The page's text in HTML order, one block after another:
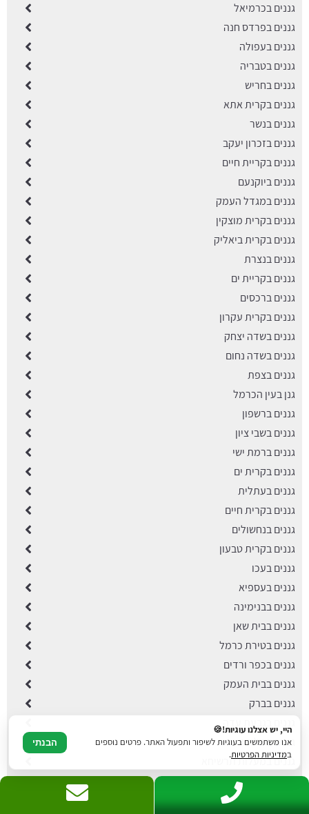
גננים בכרמיאל
גננים בפרדס חנה
גננים בעפולה
גננים בטבריה
גננים בחריש
גננים בקרית אתא
גננים בנשר
גננים בזכרון יעקב
גננים בקריית חיים
גננים ביוקנעם
גננים במגדל העמק
גננים בקרית מוצקין
גננים בקרית ביאליק
גננים בנצרת
גננים בקריית ים
גננים ברכסים
גננים בקרית עקרון
גננים בשדה יצחק
גננים בשדה נחום
גננים בצפת
גנן בעין הכרמל
גננים ברשפון
גננים בשבי ציון
גננים ברמת ישי
גננים בקרית ים
גננים בעתלית
גננים בקרית חיים
גננים בנחשולים
גננים בקרית טבעון
גננים בעכו
גננים בעספיא
גננים בבנימינה
גננים בבית שאן
גננים בטירת כרמל
גננים בכפר ורדים
גננים בבית העמק
גננים בברק
גננים בגבעת עדה
גננים בשלומי
גננים במעלות תרשיחא
גננים בחצור הגלילית
גננים בראש פינה
היי, יש אצלנו עוגיות!🍪
אנו משתמשים בעוגיות לשיפור ותפעול האתר. פרטים נוספים
במדיניות הפרטיות.
הבנתי